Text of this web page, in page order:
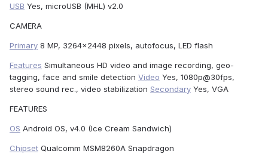
USB Yes, microUSB (MHL) v2.0
CAMERA
Primary 8 MP, 3264x2448 pixels, autofocus, LED flash
Features Simultaneous HD video and image recording, geo-
tagging, face and smile detection Video Yes, 1080p@30fps,
stereo sound rec., video stabilization Secondary Yes, VGA
FEATURES
OS Android OS, v4.0 (Ice Cream Sandwich)
Chipset Qualcomm MSM8260A Snapdragon